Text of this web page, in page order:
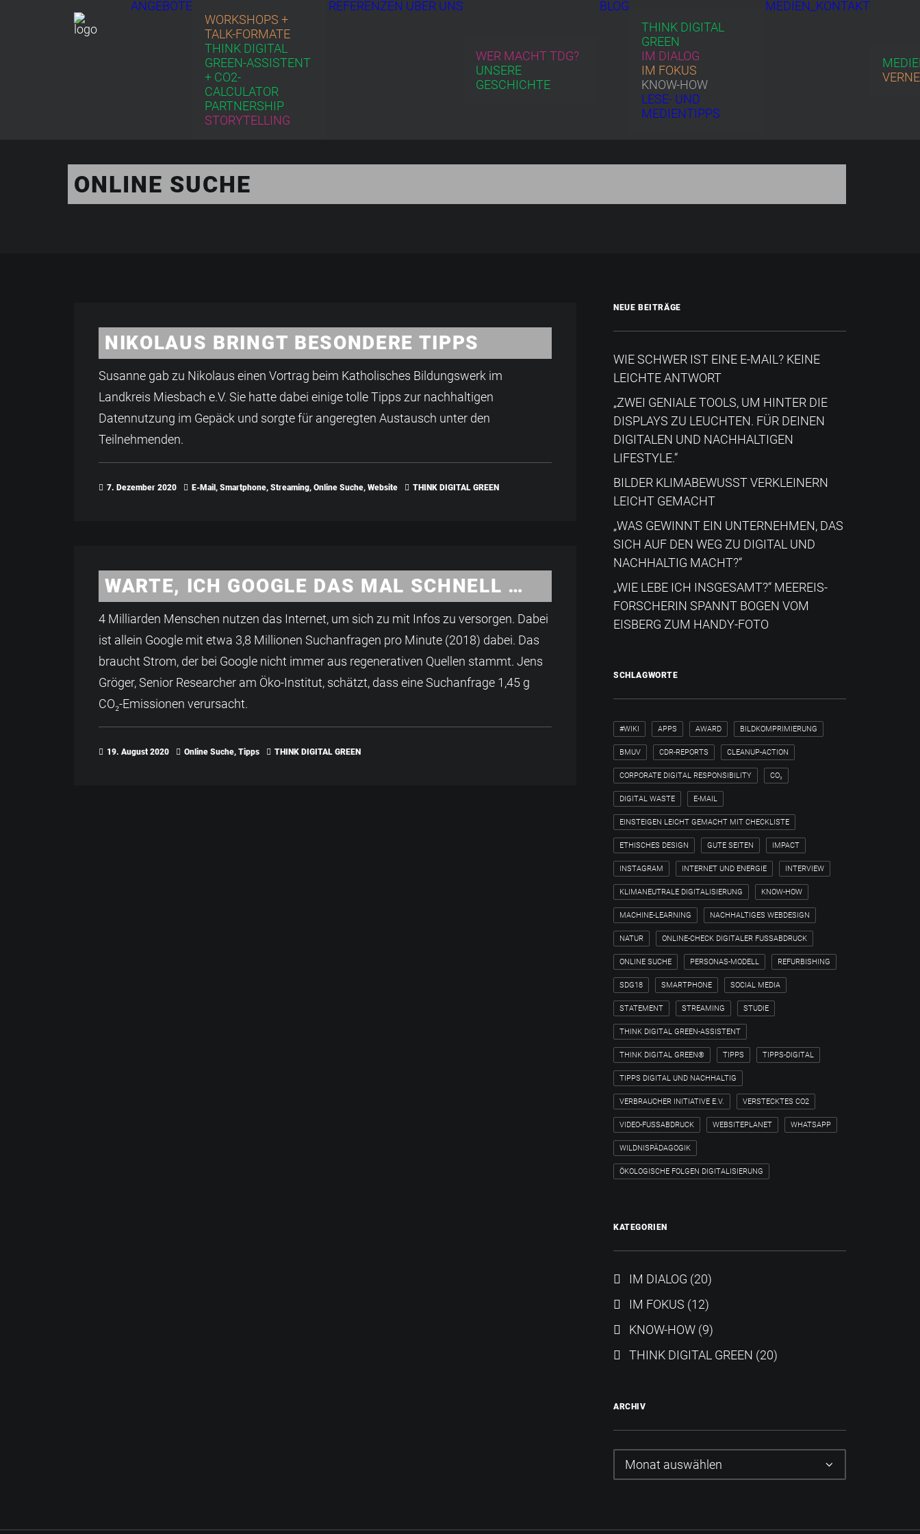
ANGEBOTE
WORKSHOPS +
TALK-FORMATE
THINK DIGITAL
GREEN-ASSISTENT
+ CO2-
CALCULATOR
PARTNERSHIP
STORYTELLING
REFERENZEN ÜBER UNS
WER MACHT TDG?
UNSERE
GESCHICHTE
BLOG
THINK DIGITAL
GREEN
IM DIALOG
IM FOKUS
KNOW-HOW
LESE- UND
MEDIENTIPPS
MEDIEN_KONTAKT
ONLINE SUCHE
NIKOLAUS BRINGT BESONDERE TIPPS
Susanne gab zu Nikolaus einen Vortrag beim Katholisches Bildungswerk im
Landkreis Miesbach e.V. Sie hatte dabei einige tolle Tipps zur nachhaltigen
Datennutzung im Gepäck und sorgte für angeregten Austausch unter den
Teilnehmenden.
7. Dezember 2020 E-Mail , Smartphone, Streaming, Online Suche, Website THINK DIGITAL GREEN
WARTE, ICH GOOGLE DAS MAL SCHNELL …
4 Milliarden Menschen nutzen das Internet, um sich zu mit Infos zu versorgen. Dabei
ist allein Google mit etwa 3,8 Millionen Suchanfragen pro Minute (2018) dabei. Das
braucht Strom, der bei Google nicht immer aus regenerativen Quellen stammt. Jens
Gröger, Senior Researcher am Öko-Institut, schätzt, dass eine Suchanfrage 1,45 g
CO₂-Emissionen verursacht.
19. August 2020 Online Suche, Tipps THINK DIGITAL GREEN
NEUE BEITRÄGE
WIE SCHWER IST EINE E-MAIL? KEINE
LEICHTE ANTWORT
„ZWEI GENIALE TOOLS, UM HINTER DIE
DISPLAYS ZU LEUCHTEN. FÜR DEINEN
DIGITALEN UND NACHHALTIGEN
LIFESTYLE.“
BILDER KLIMABEWUSST VERKLEINERN
LEICHT GEMACHT
„WAS GEWINNT EIN UNTERNEHMEN, DAS
SICH AUF DEN WEG ZU DIGITAL UND
NACHHALTIG MACHT?“
„WIE LEBE ICH INSGESAMT?“​ MEEREIS-
FORSCHERIN SPANNT BOGEN VOM
EISBERG ZUM HANDY-FOTO
SCHLAGWORTE
#WIKI APPS AWARD BILDKOMPRIMIERUNG
BMUV CDR-REPORTS CLEANUP-ACTION
CORPORATE DIGITAL RESPONSIBILITY CO₂
DIGITAL WASTE E-MAIL
EINSTEIGEN LEICHT GEMACHT MIT CHECKLISTE
ETHISCHES DESIGN GUTE SEITEN IMPACT
INSTAGRAM INTERNET UND ENERGIE INTERVIEW
KLIMANEUTRALE DIGITALISIERUNG KNOW-HOW
MACHINE-LEARNING NACHHALTIGES WEBDESIGN
NATUR ONLINE-CHECK DIGITALER FUSSABDRUCK
ONLINE SUCHE PERSONAS-MODELL REFURBISHING
SDG18 SMARTPHONE SOCIAL MEDIA
STATEMENT STREAMING STUDIE
THINK DIGITAL GREEN-ASSISTENT
THINK DIGITAL GREEN® TIPPS TIPPS-DIGITAL
TIPPS DIGITAL UND NACHHALTIG
VERBRAUCHER INITIATIVE E.V. VERSTECKTES CO2
VIDEO-FUSSABDRUCK WEBSITEPLANET WHATSAPP
WILDNISPÄDAGOGIK
ÖKOLOGISCHE FOLGEN DIGITALISIERUNG
KATEGORIEN
IM DIALOG (20)
IM FOKUS (12)
KNOW-HOW (9)
THINK DIGITAL GREEN (20)
ARCHIV
Archiv